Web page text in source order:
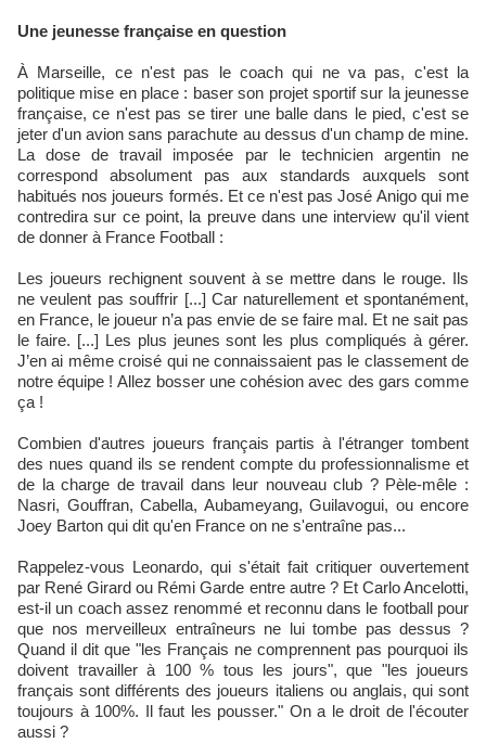
Une jeunesse française en question
À Marseille, ce n'est pas le coach qui ne va pas, c'est la
politique mise en place : baser son projet sportif sur la jeunesse
française, ce n'est pas se tirer une balle dans le pied, c'est se
jeter d'un avion sans parachute au dessus d'un champ de mine.
La dose de travail imposée par le technicien argentin ne
correspond absolument pas aux standards auxquels sont
habitués nos joueurs formés. Et ce n'est pas José Anigo qui me
contredira sur ce point, la preuve dans une interview qu'il vient
de donner à France Football :
Les joueurs rechignent souvent à se mettre dans le rouge. Ils
ne veulent pas souffrir [...] Car naturellement et spontanément,
en France, le joueur n’a pas envie de se faire mal. Et ne sait pas
le faire. [...] Les plus jeunes sont les plus compliqués à gérer.
J’en ai même croisé qui ne connaissaient pas le classement de
notre équipe ! Allez bosser une cohésion avec des gars comme
ça !
Combien d'autres joueurs français partis à l'étranger tombent
des nues quand ils se rendent compte du professionnalisme et
de la charge de travail dans leur nouveau club ? Pèle-mêle :
Nasri, Gouffran, Cabella, Aubameyang, Guilavogui, ou encore
Joey Barton qui dit qu'en France on ne s'entraîne pas...
Rappelez-vous Leonardo, qui s'était fait critiquer ouvertement
par René Girard ou Rémi Garde entre autre ? Et Carlo Ancelotti,
est-il un coach assez renommé et reconnu dans le football pour
que nos merveilleux entraîneurs ne lui tombe pas dessus ?
Quand il dit que "les Français ne comprennent pas pourquoi ils
doivent travailler à 100 % tous les jours", que "les joueurs
français sont différents des joueurs italiens ou anglais, qui sont
toujours à 100%. Il faut les pousser." On a le droit de l'écouter
aussi ?